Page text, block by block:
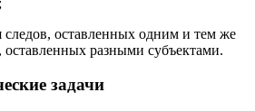
оставленных одним и тем же
оставленных разными субъектами.
задачи